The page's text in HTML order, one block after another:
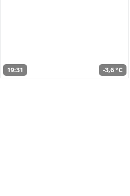
19:31 -3,6 °C